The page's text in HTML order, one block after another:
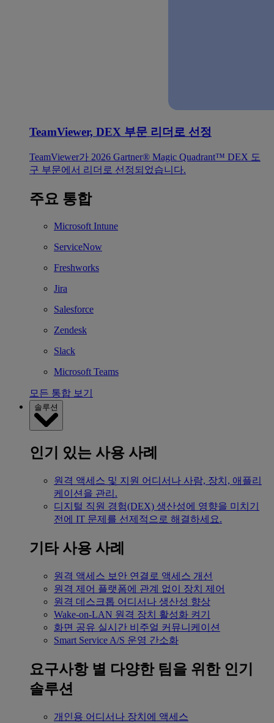
TeamViewer, DEX 부문 리더로 선정
TeamViewer가 2026 Gartner® Magic Quadrant™ DEX 도
구 부문에서 리더로 선정되었습니다.
주요 통합
Microsoft Intune
ServiceNow
Freshworks
Jira
Salesforce
Zendesk
Slack
Microsoft Teams
모든 통합 보기
솔루션
인기 있는 사용 사례
원격 액세스 및 지원 어디서나 사람, 장치, 애플리
케이션을 관리.
디지털 직원 경험(DEX) 생산성에 영향을 미치기
전에 IT 문제를 선제적으로 해결하세요.
기타 사용 사례
원격 액세스 보안 연결로 액세스 개선
원격 제어 플랫폼에 관계 없이 장치 제어
원격 데스크톱 어디서나 생산성 향상
Wake-on-LAN 원격 장치 활성화 켜기
화면 공유 실시간 비주얼 커뮤니케이션
Smart Service A/S 운영 간소화
요구사항 별 다양한 팀을 위한 인기
솔루션
개인용 어디서나 장치에 액세스